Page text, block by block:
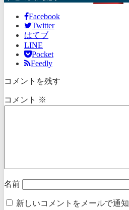
Facebook
Twitter
はてブ
LINE
Pocket
Feedly
コメントを残す
コメント ※
名前
新しいコメントをメールで通知